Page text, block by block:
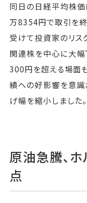
同日の日経平均株
万8354円で取引を
受けて投資家のリス
関連株を中心に大幅
300円を超える場面
績への好影響を意識
げ幅を縮小しました。
原油急騰、
点